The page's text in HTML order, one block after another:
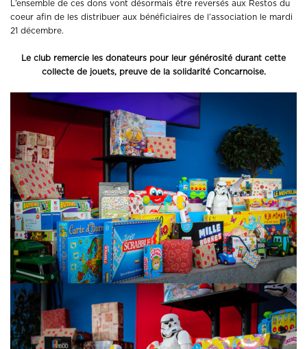
L’ensemble de ces dons vont désormais être reversés aux Restos du
coeur afin de les distribuer aux bénéficiaires de l’association le mardi
21 décembre.
Le club remercie les donateurs pour leur générosité durant cette
collecte de jouets, preuve de la solidarité Concarnoise.